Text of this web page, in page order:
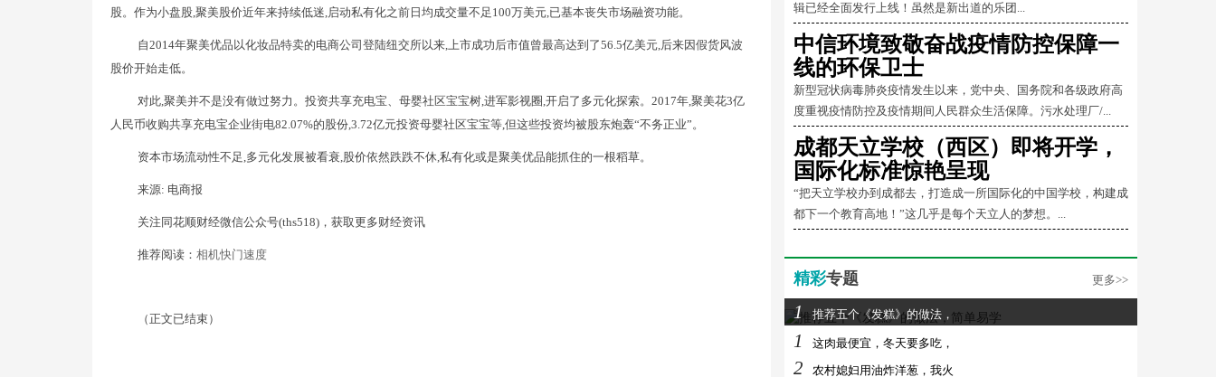
股。作为小盘股,聚美股价近年来持续低迷,启动私有化之前日均成交量不足100万美元,已基本丧失市场融资功能。
自2014年聚美优品以化妆品特卖的电商公司登陆纽交所以来,上市成功后市值曾最高达到了56.5亿美元,后来因假货风波
股价开始走低。
对此,聚美并不是没有做过努力。投资共享充电宝、母婴社区宝宝树,进军影视圈,开启了多元化探索。2017年,聚美花3亿
人民币收购共享充电宝企业街电82.07%的股份,3.72亿元投资母婴社区宝宝等,但这些投资均被股东炮轰“不务正业”。
资本市场流动性不足,多元化发展被看衰,股价依然跌跌不休,私有化或是聚美优品能抓住的一根稻草。
来源: 电商报
关注同花顺财经微信公众号(ths518)，获取更多财经资讯
推荐阅读： 相机快门速度
（正文已结束）
辑已经全面发行上线！虽然是新出道的乐团...
中信环境致敬奋战疫情防控保障一
线的环保卫士
新型冠状病毒肺炎疫情发生以来，党中央、国务院和各级政府高
度重视疫情防控及疫情期间人民群众生活保障。污水处理厂/...
成都天立学校（西区）即将开学，
国际化标准惊艳呈现
“把天立学校办到成都去，打造成一所国际化的中国学校，构建成
都下一个教育高地！”这几乎是每个天立人的梦想。...
精彩专题 更多>>
1 推荐五个《发糕》的做法，
1 这肉最便宜，冬天要多吃，
2 农村媳妇用油炸洋葱，我火